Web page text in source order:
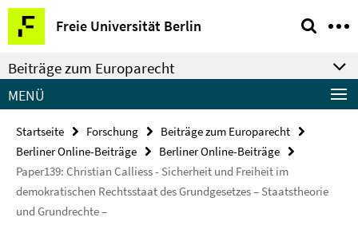
Springe
direkt
zu
Inhalt
Freie Universität Berlin
Service-
Navigation
Beiträge zum Europarecht
MENÜ
Startseite Forschung
Beiträge zum Europarecht
Berliner Online-Beiträge
Berliner Online-Beiträge
Paper139: Christian Calliess - Sicherheit und Freiheit im
demokratischen Rechtsstaat des Grundgesetzes – Staatstheorie
und Grundrechte –